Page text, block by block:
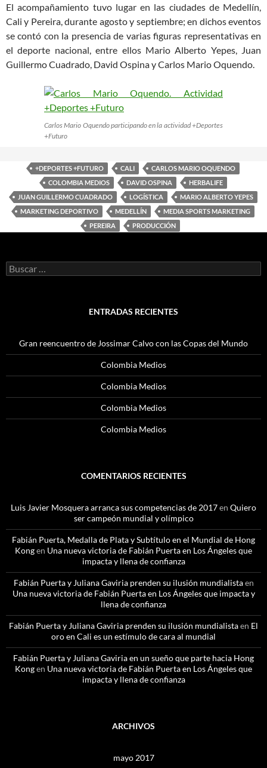
El acompañamiento tuvo lugar en las ciudades de Medellín,
Cali y Pereira, durante agosto y septiembre; en dichos eventos
se contó con la presencia de varias figuras representativas en
el deporte nacional, entre ellos Mario Alberto Yepes, Juan
Guillermo Cuadrado, David Ospina y Carlos Mario Oquendo.
Carlos Mario Oquendo participando en la actividad +Deportes
+Futuro
+DEPORTES +FUTURO CALI
CARLOS MARIO OQUENDO
COLOMBIA MEDIOS
DAVID OSPINA
HERBALIFE
JUAN GUILLERMO CUADRADO
LOGÍSTICA
MARIO ALBERTO YEPES
MARKETING DEPORTIVO
MEDELLÍN
MEDIA SPORTS MARKETING
PEREIRA
PRODUCCIÓN
Buscar:
ENTRADAS RECIENTES
Gran reencuentro de Jossimar Calvo con las Copas del Mundo
Colombia Medios
Colombia Medios
Colombia Medios
Colombia Medios
COMENTARIOS RECIENTES
Luis Javier Mosquera arranca sus competencias de 2017en Quiero
ser campeón mundial y olímpico
Fabián Puerta, Medalla de Plata y Subtítulo en el Mundial de Hong
Kongen Una nueva victoria de Fabián Puerta en Los Ángeles que
impacta y llena de confianza
Fabián Puerta y Juliana Gaviria prenden su ilusión mundialistaen
Una nueva victoria de Fabián Puerta en Los Ángeles que impacta y
llena de confianza
Fabián Puerta y Juliana Gaviria prenden su ilusión mundialistaen El
oro en Cali es un estímulo de cara al mundial
Fabián Puerta y Juliana Gaviria en un sueño que parte hacia Hong
Kongen Una nueva victoria de Fabián Puerta en Los Ángeles que
impacta y llena de confianza
ARCHIVOS
mayo 2017